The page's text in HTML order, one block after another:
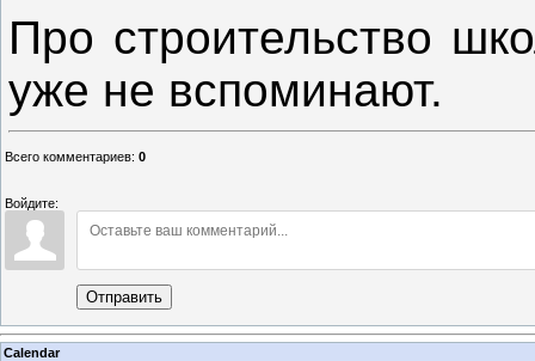
Про строительство
уже не вспоминают.
Всего комментариев: 0
Войдите:
Отправить
Calendar